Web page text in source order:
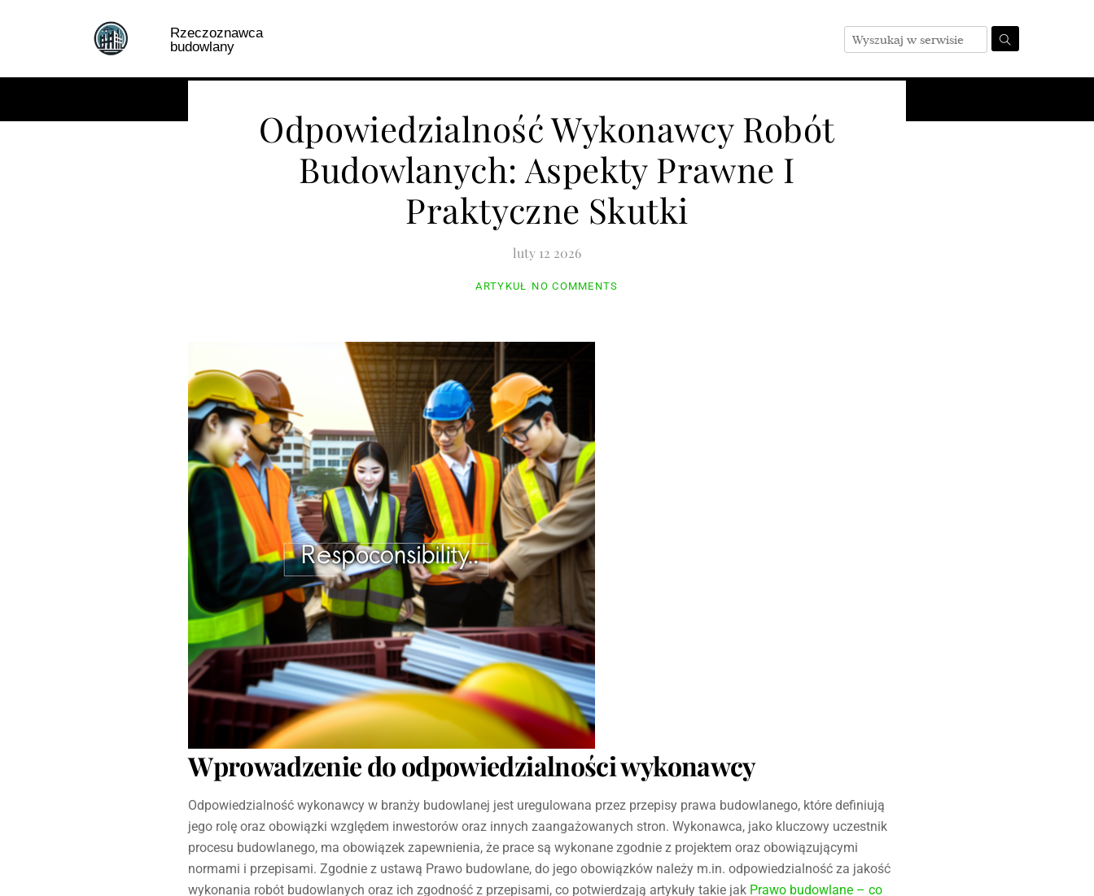
Rzeczoznawca
budowlany
Odpowiedzialność Wykonawcy Robót
Budowlanych: Aspekty Prawne I
Praktyczne Skutki
luty 12 2026
ARTYKUŁ NO COMMENTS
Wprowadzenie do odpowiedzialności wykonawcy
Odpowiedzialność wykonawcy w branży budowlanej jest uregulowana przez przepisy prawa budowlanego, które definiują
jego rolę oraz obowiązki względem inwestorów oraz innych zaangażowanych stron. Wykonawca, jako kluczowy uczestnik
procesu budowlanego, ma obowiązek zapewnienia, że prace są wykonane zgodnie z projektem oraz obowiązującymi
normami i przepisami. Zgodnie z ustawą Prawo budowlane, do jego obowiązków należy m.in. odpowiedzialność za jakość
wykonania robót budowlanych oraz ich zgodność z przepisami, co potwierdzają artykuły takie jak Prawo budowlane – co